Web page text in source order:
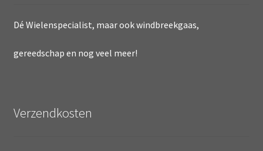
Dé Wielenspecialist, maar ook windbreekgaas,
gereedschap en nog veel meer!
Verzendkosten